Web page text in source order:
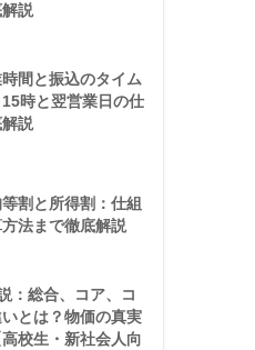
説
間と振込のタイム
15時と翌営業日の仕
説
割と所得割：仕組
法まで徹底解説
：総合、コア、コ
とは？物価の真実
校生・新社会人向